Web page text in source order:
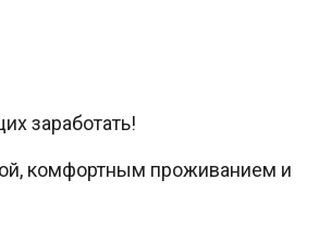
заработать!
комфортным проживанием и